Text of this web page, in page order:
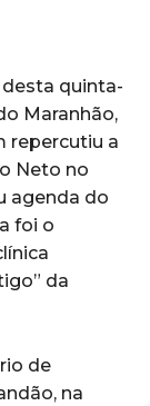
quinta-
Maranhão,
repercutiu a
Neto no
agenda do
foi o
da
de
na